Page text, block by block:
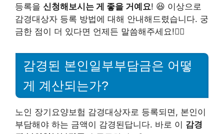
등록을 신청해보시는 게 좋을 거예요! 😆 이상으로
감경대상자 등록 방법에 대해 안내해드렸습니다. 궁
금한 점이 더 있다면 언제든 말씀해주세요!🙋‍♀️
감경된 본인일부부담금은 어떻
게 계산되는가?
노인 장기요양보험 감경대상자로 등록되면, 본인이
부담해야 하는 금액이 감경된답니다. 바로 이 감경